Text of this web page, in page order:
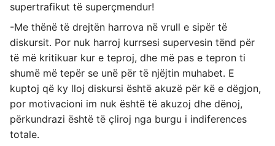
supertrafikut të superçmendur!
-Me thënë të drejtën harrova në vrull e sipër të
diskursit. Por nuk harroj kurrsesi supervesin tënd për
të më kritikuar kur e teproj, dhe më pas e tepron ti
shumë më tepër se unë për të njëjtin muhabet. E
kuptoj që ky lloj diskursi është akuzë për kë e dëgjon,
por motivacioni im nuk është të akuzoj dhe dënoj,
përkundrazi është të çliroj nga burgu i indiferences
totale.